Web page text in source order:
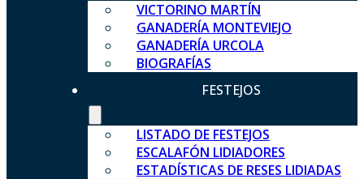
VICTORINO MARTÍN
GANADERÍA MONTEVIEJO
GANADERÍA URCOLA
BIOGRAFÍAS
FESTEJOS
LISTADO DE FESTEJOS
ESCALAFÓN LIDIADORES
ESTADÍSTICAS DE RESES LIDIADAS